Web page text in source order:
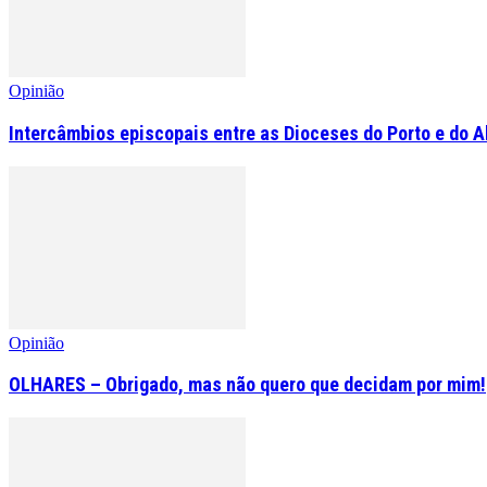
Opinião
Intercâmbios episcopais entre as Dioceses do Porto e do
Opinião
OLHARES – Obrigado, mas não quero que decidam por mim!